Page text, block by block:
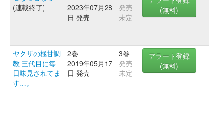
(連載終了)
2023年07月28
日 発売
発売
未定
(無料)
ヤクザの極甘調
教 三代目に毎
日味見されてま
す…。
2巻
2019年05月17
日 発売
3巻
発売
未定
アラート登録
(無料)